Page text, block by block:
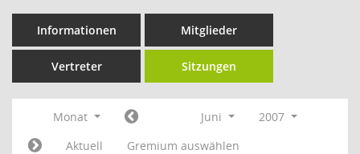
Informationen Mitglieder
Vertreter Sitzungen
Monat Juni
2007
Aktuell
Gremium auswählen